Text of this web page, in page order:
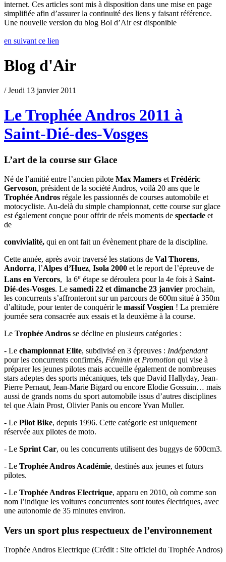
internet. Ces articles sont mis à disposition dans une mise en page
simplifiée afin d’assurer la continuité des liens y faisant référence.
Une nouvelle version du blog Bol d’Air est disponible
en suivant ce lien
Blog d'Air
/ Jeudi 13 janvier 2011
Le Trophée Andros 2011 à
Saint-Dié-des-Vosges
L’art de la course sur Glace
Né de l’amitié entre l’ancien pilote Max Mamers etFrédéric
Gervoson, président de la société Andros, voilà 20 ans que le
Trophée Andros régale les passionnés de courses automobile et
motocycliste. Au-delà du simple championnat, cette course sur glace
est également conçue pour offrir de réels moments de spectacle et
de
convivialité, qui en ont fait un évènement phare de la discipline.
Cette année, après avoir traversé les stations de Val Thorens,
Andorra, l’Alpes d’Huez, Isola 2000 et le report de l’épreuve de
Lans en Vercors, la 6e étape se déroulera pour la 4e fois à Saint-
Dié-des-Vosges. Le samedi 22 et dimanche 23 janvier prochain,
les concurrents s’affronteront sur un parcours de 600m situé à 350m
d’altitude, pour tenter de conquérir le massif Vosgien ! La première
journée sera consacrée aux essais et la deuxième à la course.
Le Trophée Andros se décline en plusieurs catégories :
- Le championnat Elite, subdivisé en 3 épreuves : Indépendant
pour les concurrents confirmés, Féminin et Promotion qui vise à
préparer les jeunes pilotes mais accueille également de nombreuses
stars adeptes des sports mécaniques, tels que David Hallyday, Jean-
Pierre Pernaut, Jean-Marie Bigard ou encore Elodie Gossuin… mais
aussi de grands noms du sport automobile issus d’autres disciplines
tel que Alain Prost, Olivier Panis ou encore Yvan Muller.
- Le Pilot Bike, depuis 1996. Cette catégorie est uniquement
réservée aux pilotes de moto.
- Le Sprint Car, ou les concurrents utilisent des buggys de 600cm3.
- Le Trophée Andros Académie, destinés aux jeunes et futurs
pilotes.
- Le Trophée Andros Electrique, apparu en 2010, où comme son
nom l’indique les voitures concurrentes sont toutes électriques, avec
une autonomie de 35 minutes environ.
Vers un sport plus respectueux de l’environnement
Trophée Andros Electrique (Crédit : Site officiel du Trophée Andros)